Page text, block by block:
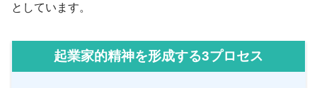
としています。
起業家的精神を形成する3プロセス